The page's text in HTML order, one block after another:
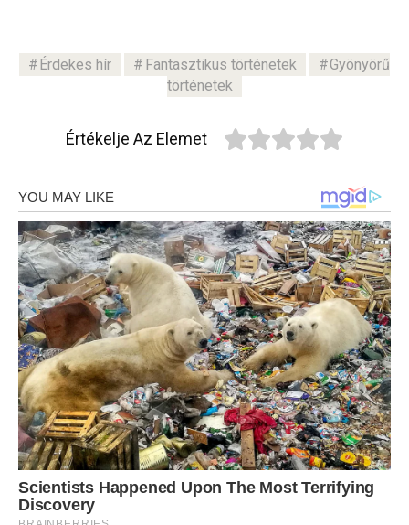
Érdekes hír Fantasztikus történetek
Gyönyörű
történetek
Értékelje Az Elemet